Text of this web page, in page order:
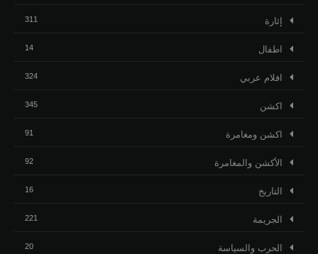
إثارة 311
اطفال 14
افلام عربي 324
اكشن 345
اكشن ومغامرة 91
الأكشن والمغامرة 92
التاريخ 16
الجريمة 221
الحرب والسياسة 20